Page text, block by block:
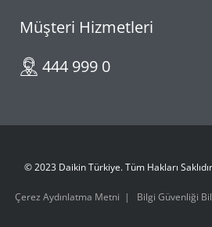
Müşteri Hizmetleri
444 999 0
© 2023 Daikin Türkiye. Tüm Hakları
Çerez Aydınlatma Metni Bilgi Güvenliği